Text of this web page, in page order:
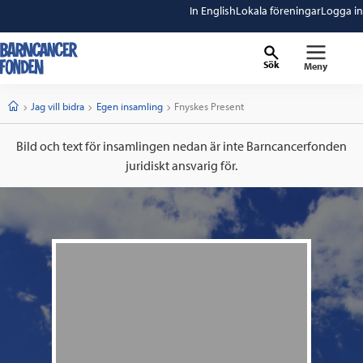
In EnglishLokala föreningarLogga in
Sök Meny
StartJag vill bidra Egen insamling Current:
Fnyskes Present
Bild och text för insamlingen nedan är inte Barncancerfonden
juridiskt ansvarig för.